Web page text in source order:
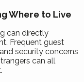
Where to Live
can directly
Frequent guest
security concerns
can all